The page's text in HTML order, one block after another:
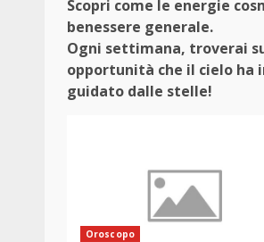
Scopri come le energie
benessere generale.
Ogni settimana, troverai
opportunità che il cielo ha
guidato dalle stelle!
Oroscopo